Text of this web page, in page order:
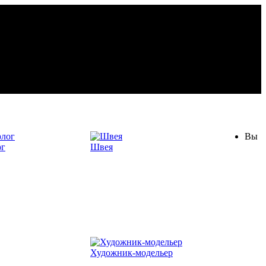
Швея
Художник-модельер
Вы